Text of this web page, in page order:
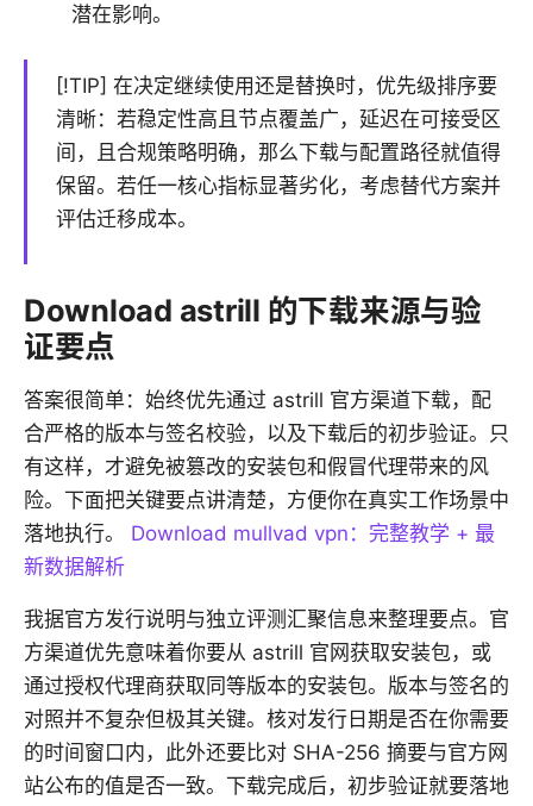
潜在影响。
[!TIP] 在决定继续使用还是替换时，优先级排序要
清晰：若稳定性高且节点覆盖广，延迟在可接受区
间，且合规策略明确，那么下载与配置路径就值得
保留。若任一核心指标显著劣化，考虑替代方案并
评估迁移成本。
Download astrill 的下载来源与验
证要点
答案很简单：始终优先通过 astrill 官方渠道下载，配
合严格的版本与签名校验，以及下载后的初步验证。只
有这样，才避免被篡改的安装包和假冒代理带来的风
险。下面把关键要点讲清楚，方便你在真实工作场景中
落地执行。 Download mullvad vpn：完整教学 + 最
新数据解析
我据官方发行说明与独立评测汇聚信息来整理要点。官
方渠道优先意味着你要从 astrill 官网获取安装包，或
通过授权代理商获取同等版本的安装包。版本与签名的
对照并不复杂但极其关键。核对发行日期是否在你需要
的时间窗口内，此外还要比对 SHA-256 摘要与官方网
站公布的值是否一致。下载完成后，初步验证就要落地